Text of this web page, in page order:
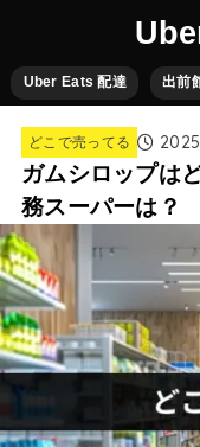
Uber Eats 配達 出前
どこで売ってる
ガムシロップは
務スーパーは？